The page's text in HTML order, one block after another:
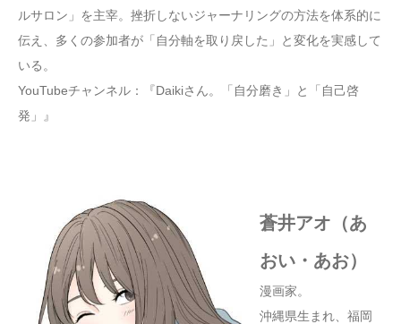
ルサロン」を主宰。挫折しないジャーナリングの方法を体系的に
伝え、多くの参加者が「自分軸を取り戻した」と変化を実感して
いる。
YouTubeチャンネル：『Daikiさん。「自分磨き」と「自己啓
発」』
蒼井アオ（あ
おい・あお）
漫画家。
沖縄県生まれ、福岡